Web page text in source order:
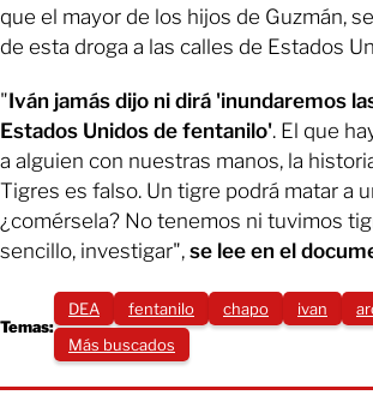
que el mayor de los hijos de Guzmán,
de esta droga a las calles de Estados
"Iván jamás dijo ni dirá 'inundaremos
Estados Unidos de fentanilo'. El que
a alguien con nuestras manos, la
Tigres es falso. Un tigre podrá matar a
¿comérsela? No tenemos ni tuvimos
sencillo, investigar", se lee en el
Temas:
DEA fentanilo chapo ivan
Más buscados